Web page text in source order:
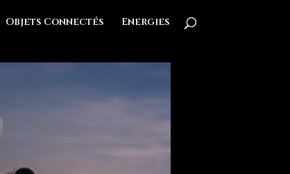
Objets Connectés Energies